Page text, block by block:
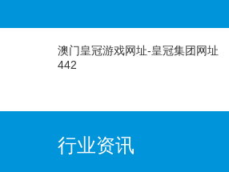
澳门皇冠游戏网址-皇冠集团网址
442
行业资讯